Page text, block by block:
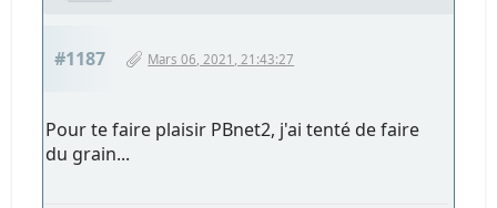
#1187 Mars 06, 2021, 21:43:27
Pour te faire plaisir PBnet2, j'ai tenté de faire
du grain...